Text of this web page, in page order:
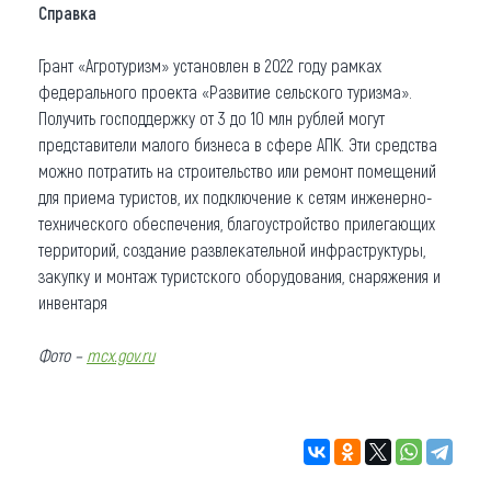
Справка
Грант «Агротуризм» установлен в 2022 году рамках
федерального проекта «Развитие сельского туризма».
Получить господдержку от 3 до 10 млн рублей могут
представители малого бизнеса в сфере АПК. Эти средства
можно потратить на строительство или ремонт помещений
для приема туристов, их подключение к сетям инженерно-
технического обеспечения, благоустройство прилегающих
территорий, создание развлекательной инфраструктуры,
закупку и монтаж туристского оборудования, снаряжения и
инвентаря
Фото – mcx.gov.ru